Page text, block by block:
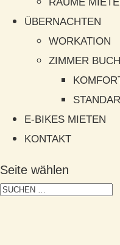
ÜBERNACHTEN
WORKATION
ZIMMER
E-BIKES MIETEN
KONTAKT
Seite wählen